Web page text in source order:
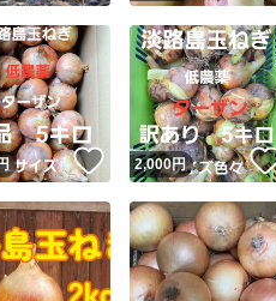
いいね！
2,000円